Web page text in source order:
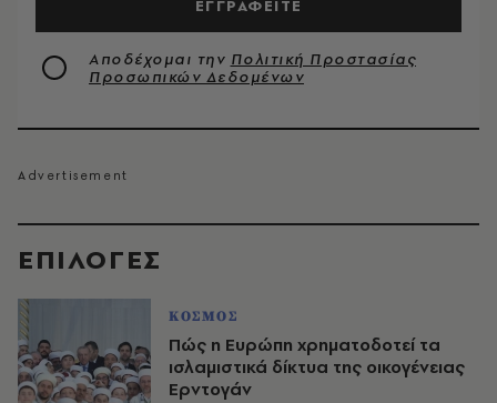
EΠΙΛΟΓΈΣ
ΚΟΣΜΟΣ
Πώς η Ευρώπη χρηματοδοτεί τα
ισλαμιστικά δίκτυα της οικογένειας
Ερντογάν
ΕΓΓΡΑΦΕΙΤΕ
Αποδέχομαι την Πολιτική Προστασίας
Προσωπικών Δεδομένων